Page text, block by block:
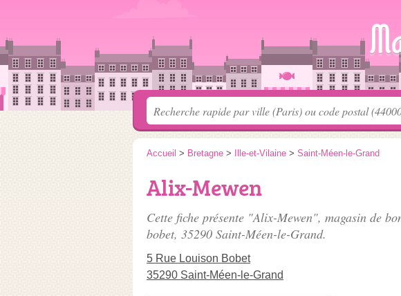
Accueil > Bretagne > Ille-et-Vilaine > Saint-Méen-le-Grand
Alix-Mewen
Cette fiche présente "Alix-Mewen", magasin de
bobet, 35290 Saint-Méen-le-Grand.
5 Rue Louison Bobet
35290 Saint-Méen-le-Grand